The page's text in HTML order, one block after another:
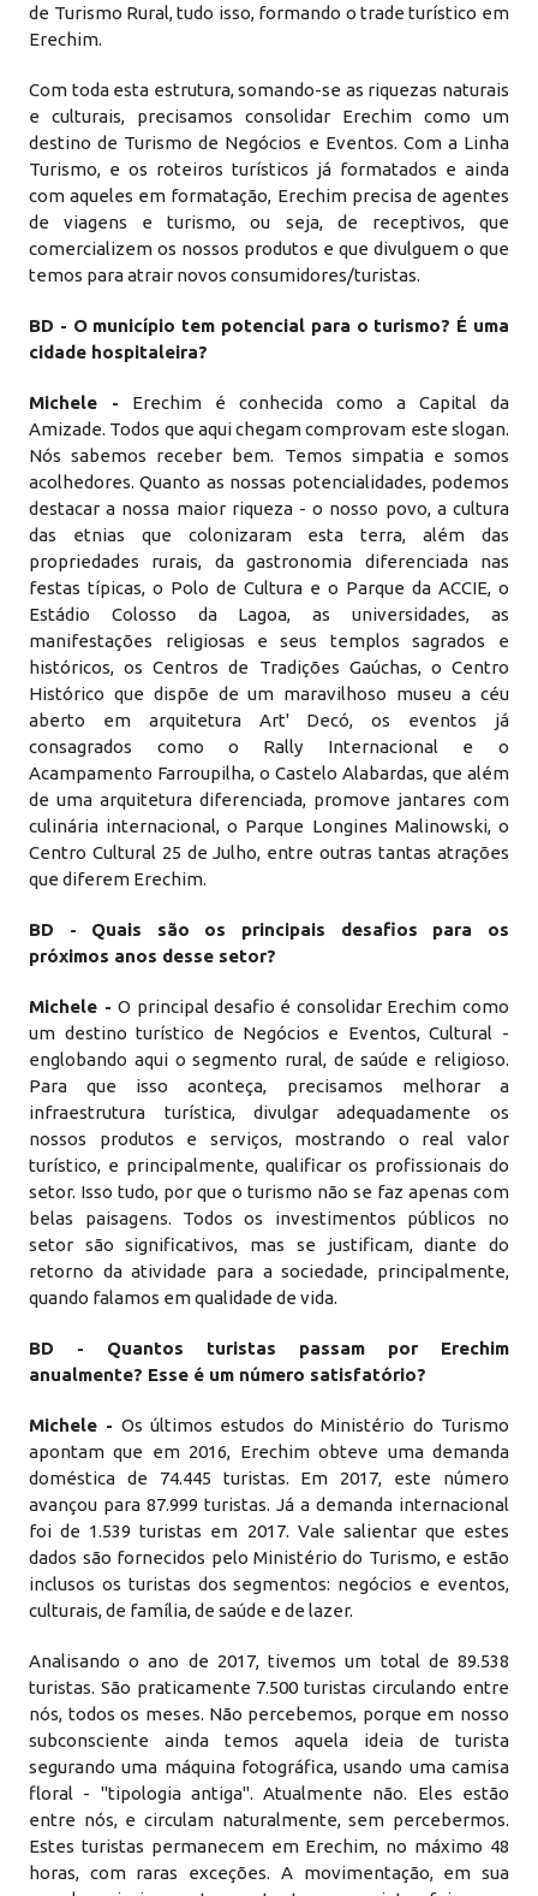
de Turismo Rural, tudo isso, formando o trade turístico em
Erechim.
Com toda esta estrutura, somando-se as riquezas naturais
e culturais, precisamos consolidar Erechim como um
destino de Turismo de Negócios e Eventos. Com a Linha
Turismo, e os roteiros turísticos já formatados e ainda
com aqueles em formatação, Erechim precisa de agentes
de viagens e turismo, ou seja, de receptivos, que
comercializem os nossos produtos e que divulguem o que
temos para atrair novos consumidores/turistas.
BD - O município tem potencial para o turismo? É uma
cidade hospitaleira?
Michele - Erechim é conhecida como a Capital da
Amizade. Todos que aqui chegam comprovam este slogan.
Nós sabemos receber bem. Temos simpatia e somos
acolhedores. Quanto as nossas potencialidades, podemos
destacar a nossa maior riqueza - o nosso povo, a cultura
das etnias que colonizaram esta terra, além das
propriedades rurais, da gastronomia diferenciada nas
festas típicas, o Polo de Cultura e o Parque da ACCIE, o
Estádio Colosso da Lagoa, as universidades, as
manifestações religiosas e seus templos sagrados e
históricos, os Centros de Tradições Gaúchas, o Centro
Histórico que dispõe de um maravilhoso museu a céu
aberto em arquitetura Art' Decó, os eventos já
consagrados como o Rally Internacional e o
Acampamento Farroupilha, o Castelo Alabardas, que além
de uma arquitetura diferenciada, promove jantares com
culinária internacional, o Parque Longines Malinowski, o
Centro Cultural 25 de Julho, entre outras tantas atrações
que diferem Erechim.
BD - Quais são os principais desafios para os
próximos anos desse setor?
Michele -O principal desafio é consolidar Erechim como
um destino turístico de Negócios e Eventos, Cultural -
englobando aqui o segmento rural, de saúde e religioso.
Para que isso aconteça, precisamos melhorar a
infraestrutura turística, divulgar adequadamente os
nossos produtos e serviços, mostrando o real valor
turístico, e principalmente, qualificar os profissionais do
setor. Isso tudo, por que o turismo não se faz apenas com
belas paisagens. Todos os investimentos públicos no
setor são significativos, mas se justificam, diante do
retorno da atividade para a sociedade, principalmente,
quando falamos em qualidade de vida.
BD - Quantos turistas passam por Erechim
anualmente? Esse é um número satisfatório?
Michele - Os últimos estudos do Ministério do Turismo
apontam que em 2016, Erechim obteve uma demanda
doméstica de 74.445 turistas. Em 2017, este número
avançou para 87.999 turistas. Já a demanda internacional
foi de 1.539 turistas em 2017. Vale salientar que estes
dados são fornecidos pelo Ministério do Turismo, e estão
inclusos os turistas dos segmentos: negócios e eventos,
culturais, de família, de saúde e de lazer.
Analisando o ano de 2017, tivemos um total de 89.538
turistas. São praticamente 7.500 turistas circulando entre
nós, todos os meses. Não percebemos, porque em nosso
subconsciente ainda temos aquela ideia de turista
segurando uma máquina fotográfica, usando uma camisa
floral - "tipologia antiga". Atualmente não. Eles estão
entre nós, e circulam naturalmente, sem percebermos.
Estes turistas permanecem em Erechim, no máximo 48
horas, com raras exceções. A movimentação, em sua